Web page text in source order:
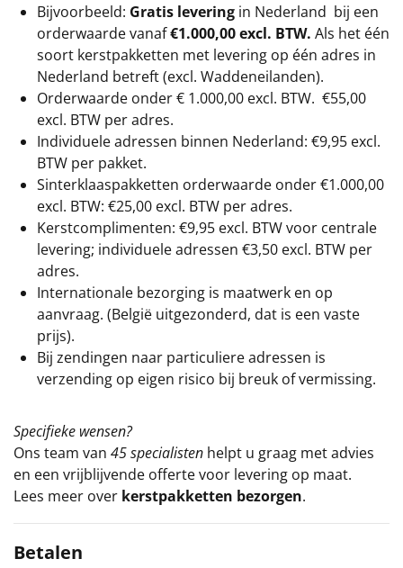
Bijvoorbeeld: Gratis levering in Nederland bij een
orderwaarde vanaf€1.000,00 excl. BTW. Als het één
soort kerstpakketten met levering op één adres in
Nederland betreft (excl. Waddeneilanden).
Orderwaarde onder € 1.000,00 excl. BTW. €55,00
excl. BTW per adres.
Individuele adressen binnen Nederland: €9,95 excl.
BTW per pakket.
Sinterklaaspakketten orderwaarde onder €1.000,00
excl. BTW: €25,00 excl. BTW per adres.
Kerstcomplimenten: €9,95 excl. BTW voor centrale
levering; individuele adressen €3,50 excl. BTW per
adres.
Internationale bezorging is maatwerk en op
aanvraag. (België uitgezonderd, dat is een vaste
prijs).
Bij zendingen naar particuliere adressen is
verzending op eigen risico bij breuk of vermissing.
Specifieke wensen?
Ons team van 45 specialisten helpt u graag met advies
en een vrijblijvende offerte voor levering op maat.
Lees meer over kerstpakketten bezorgen.
Betalen